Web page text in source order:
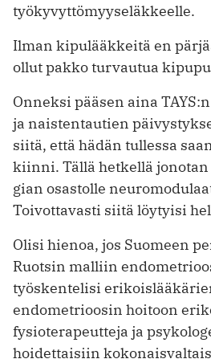
työkyvyttömyyseläkkeelle.
Ilman kipulääkkeitä en
ollut pakko turvautua
Onneksi pääsen aina
ja naistentautien
siitä, että hädän tullessa
kiinni. Tällä hetkellä
gian osastolle
Toivottavasti siitä löytyisi
Olisi hienoa, jos Suomeen
Ruotsin malliin
työskentelisi
endometrioosin hoitoon
fysioterapeutteja ja
hoidettaisiin